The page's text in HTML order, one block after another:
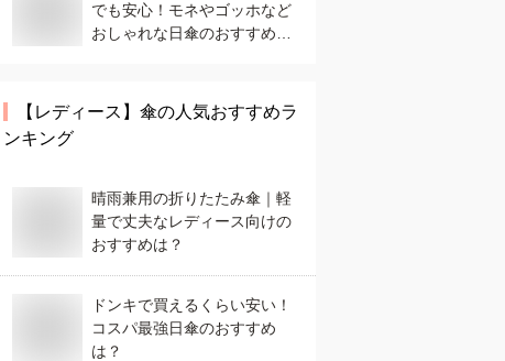
でも安心！モネやゴッホなど
おしゃれな日傘のおすすめ
【レディース】 傘の人気おすすめラ
ンキング
晴雨兼用の折りたたみ傘｜軽
量で丈夫なレディース向けの
おすすめは？
ドンキで買えるくらい安い！
コスパ最強日傘のおすすめ
は？